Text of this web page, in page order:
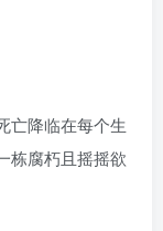
亡降临在每个生
栋腐朽且摇摇欲